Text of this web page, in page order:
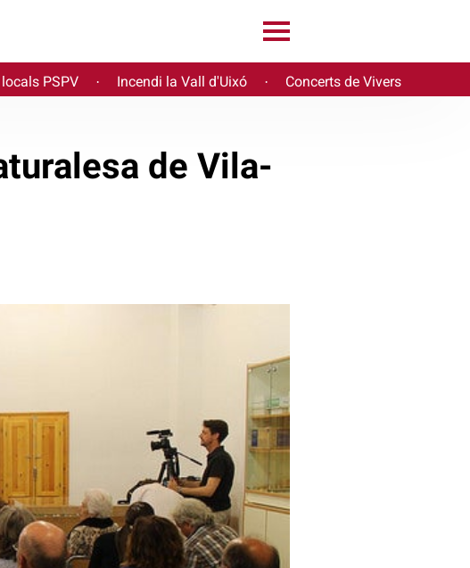
PSPV · Incendi la Vall d'Uixó · Concerts de Vivers
de Vila-